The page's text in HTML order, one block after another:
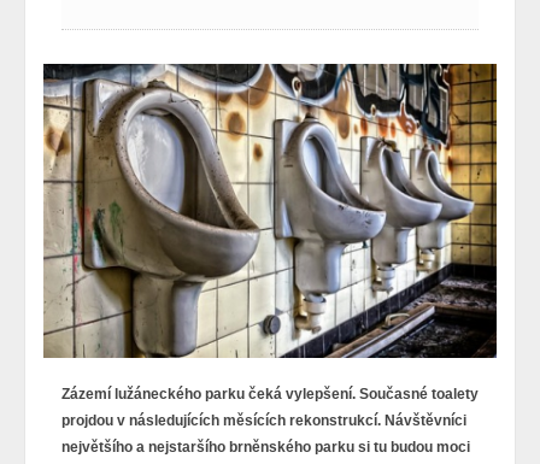
Zázemí lužáneckého parku čeká vylepšení. Současné toalety
projdou v následujících měsících rekonstrukcí. Návštěvníci
největšího a nejstaršího brněnského parku si tu budou moci